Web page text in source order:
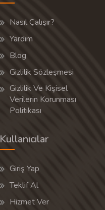
Nasıl Çalışır?
Yardım
Blog
Gizlilik Sözleşmesi
Gizlilik Ve Kişisel
Verilerin Korunması
Politikası
Kullanıcılar
Giriş Yap
Teklif Al
Hizmet Ver